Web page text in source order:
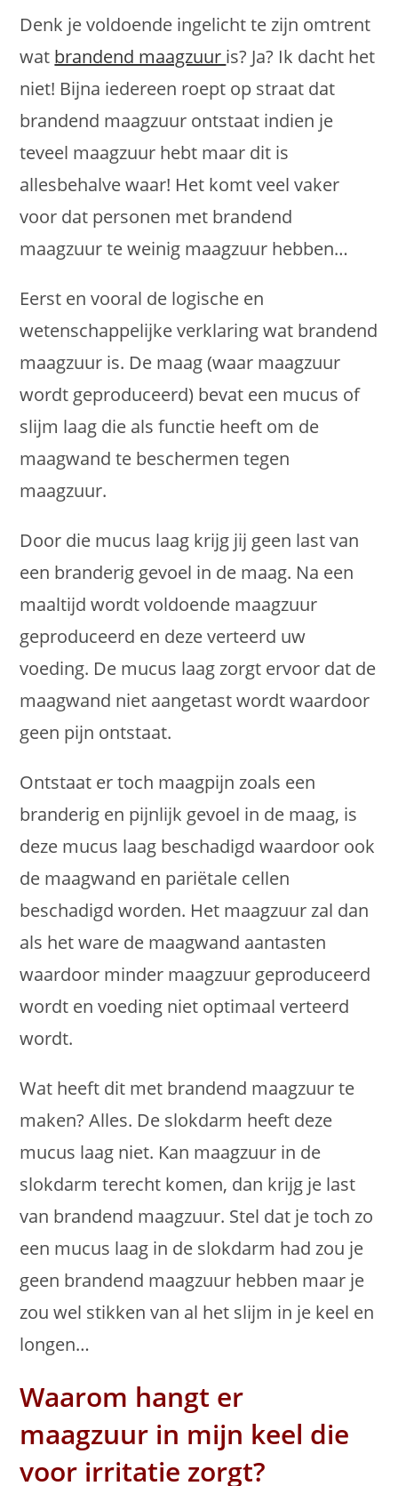
Denk je voldoende ingelicht te zijn omtrent
wat brandend maagzuur is? Ja? Ik dacht het
niet! Bijna iedereen roept op straat dat
brandend maagzuur ontstaat indien je
teveel maagzuur hebt maar dit is
allesbehalve waar! Het komt veel vaker
voor dat personen met brandend
maagzuur te weinig maagzuur hebben…
Eerst en vooral de logische en
wetenschappelijke verklaring wat brandend
maagzuur is. De maag (waar maagzuur
wordt geproduceerd) bevat een mucus of
slijm laag die als functie heeft om de
maagwand te beschermen tegen
maagzuur.
Door die mucus laag krijg jij geen last van
een branderig gevoel in de maag. Na een
maaltijd wordt voldoende maagzuur
geproduceerd en deze verteerd uw
voeding. De mucus laag zorgt ervoor dat de
maagwand niet aangetast wordt waardoor
geen pijn ontstaat.
Ontstaat er toch maagpijn zoals een
branderig en pijnlijk gevoel in de maag, is
deze mucus laag beschadigd waardoor ook
de maagwand en pariëtale cellen
beschadigd worden. Het maagzuur zal dan
als het ware de maagwand aantasten
waardoor minder maagzuur geproduceerd
wordt en voeding niet optimaal verteerd
wordt.
Wat heeft dit met brandend maagzuur te
maken? Alles. De slokdarm heeft deze
mucus laag niet. Kan maagzuur in de
slokdarm terecht komen, dan krijg je last
van brandend maagzuur. Stel dat je toch zo
een mucus laag in de slokdarm had zou je
geen brandend maagzuur hebben maar je
zou wel stikken van al het slijm in je keel en
longen…
Waarom hangt er
maagzuur in mijn keel die
voor irritatie zorgt?